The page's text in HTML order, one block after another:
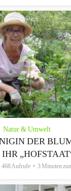
Natur & Umwelt
DER
468 Aufrufe 3 Minuten